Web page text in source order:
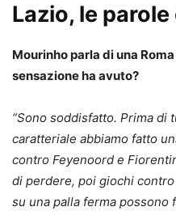
Lazio, le parole
Mourinho parla di una
sensazione ha avuto?
“Sono soddisfatto. Prima di
caratteriale abbiamo fatto
contro Feyenoord e
di perdere, poi giochi
su una palla ferma possono